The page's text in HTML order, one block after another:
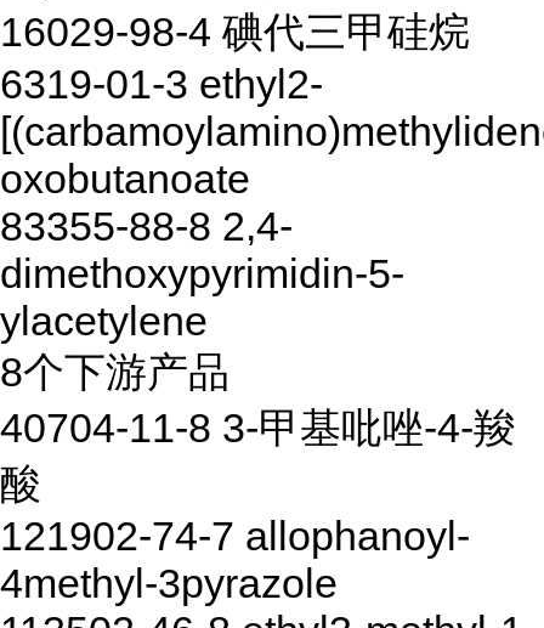
16029-98-4 碘代三甲硅烷
6319-01-3 ethyl2-
oxobutanoate
83355-88-8 2,4-
dimethoxypyrimidin-5-
ylacetylene
8个下游产品
40704-11-8 3-甲基吡唑-4-羧
酸
121902-74-7 allophanoyl-
4methyl-3pyrazole